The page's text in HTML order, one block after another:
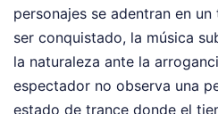
personajes se adentran en
ser conquistado, la música
la naturaleza ante la
espectador no observa una
estado de trance donde el